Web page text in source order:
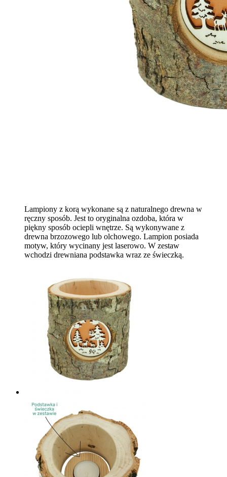
Lampiony z korą wykonane są z naturalnego drewna w
ręczny sposób. Jest to oryginalna ozdoba, która w
piękny sposób ociepli wnętrze. Są wykonywane z
drewna brzozowego lub olchowego. Lampion posiada
motyw, który wycinany jest laserowo. W zestaw
wchodzi drewniana podstawka wraz ze świeczką.